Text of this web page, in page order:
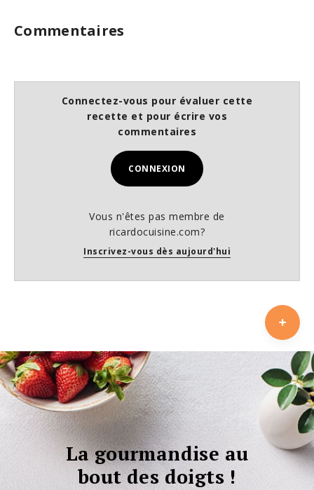
Commentaires
Connectez-vous pour évaluer cette
recette et pour écrire vos
commentaires
CONNEXION
Vous n'êtes pas membre de
ricardocuisine.com?
Inscrivez-vous dès aujourd'hui
La gourmandise au
bout des doigts !